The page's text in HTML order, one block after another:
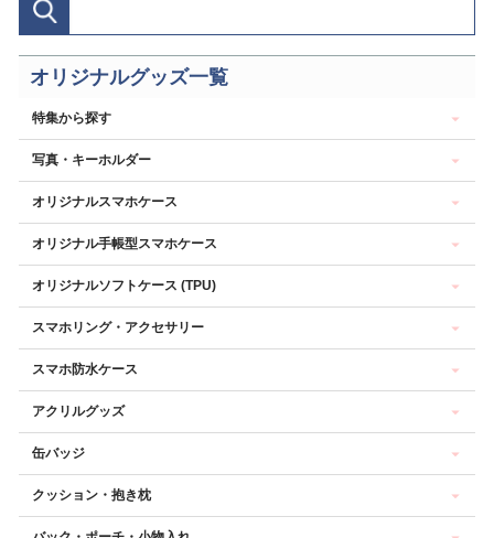
オリジナルグッズ一覧
特集から探す
写真・キーホルダー
オリジナルスマホケース
オリジナル手帳型スマホケース
オリジナルソフトケース (TPU)
スマホリング・アクセサリー
スマホ防水ケース
アクリルグッズ
缶バッジ
クッション・抱き枕